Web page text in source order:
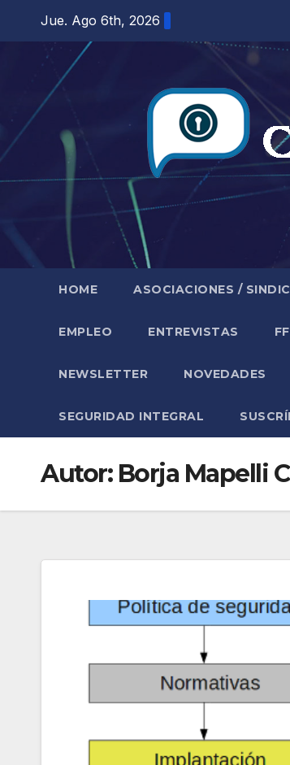
contenido
Jue. Ago 6th, 2026
HOME ASOCIACIONES /
EMPLEO ENTREVISTAS
NEWSLETTER NOVEDADES
SEGURIDAD INTEGRAL
Autor: Borja Mapelli